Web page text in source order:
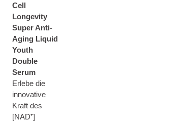
Cell
Longevity
Super Anti-
Aging Liquid
Youth
Double
Serum
Erlebe die
innovative
Kraft des
[NAD⁺]